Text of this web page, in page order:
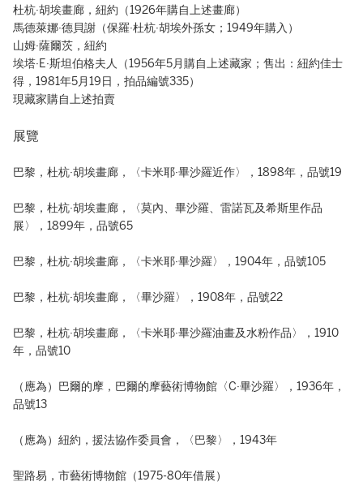
杜杭·胡埃畫廊，紐約（1926年購自上述畫廊）
馬德萊娜·德貝謝（保羅·杜杭·胡埃外孫女；1949年購入）
山姆·薩爾茨，紐約
埃塔·E·斯坦伯格夫人（1956年5月購自上述藏家；售出：紐約佳士
得，1981年5月19日，拍品編號335）
現藏家購自上述拍賣
展覽
巴黎，杜杭·胡埃畫廊，〈卡米耶·畢沙羅近作〉，1898年，品號19
巴黎，杜杭·胡埃畫廊，〈莫內、畢沙羅、雷諾瓦及希斯里作品
展〉，1899年，品號65
巴黎，杜杭·胡埃畫廊，〈卡米耶·畢沙羅〉，1904年，品號105
巴黎，杜杭·胡埃畫廊，〈畢沙羅〉，1908年，品號22
巴黎，杜杭·胡埃畫廊，〈卡米耶·畢沙羅油畫及水粉作品〉，1910
年，品號10
（應為）巴爾的摩，巴爾的摩藝術博物館〈C·畢沙羅〉，1936年，
品號13
（應為）紐約，援法協作委員會，〈巴黎〉，1943年
聖路易，市藝術博物館（1975-80年借展）